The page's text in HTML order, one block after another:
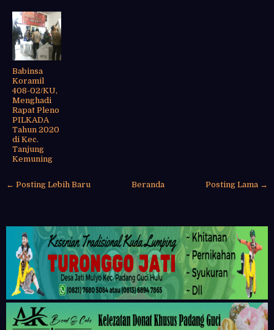
Babinsa
Koramil
408-02/KU,
Menghadi
Rapat Pleno
PILKADA
Tahun 2020
di Kec.
Tanjung
Kemuning
← Posting Lebih Baru Posting Lama →
Beranda